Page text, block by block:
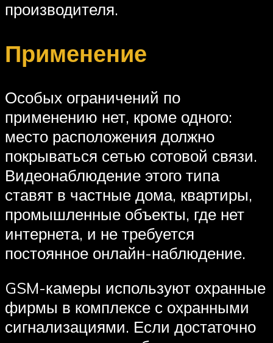
производителя.
Применение
Особых ограничений по
применению нет, кроме одного:
место расположения должно
покрываться сетью сотовой связи.
Видеонаблюдение этого типа
ставят в частные дома, квартиры,
промышленные объекты, где нет
интернета, и не требуется
постоянное онлайн-наблюдение.
GSM-камеры используют охранные
фирмы в комплексе с охранными
сигнализациями. Если достаточно